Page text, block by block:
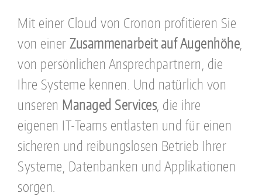
Mit einer Cloud von Cronon profitieren Sie
von einer Zusammenarbeit auf Augenhöhe
von persönlichen Ansprechpartnern, die
Ihre Systeme kennen. Und natürlich von
unseren Managed Services, die ihre
eigenen IT-Teams entlasten und für einen
sicheren und reibungslosen Betrieb Ihrer
Systeme, Datenbanken und Applikationen
sorgen.